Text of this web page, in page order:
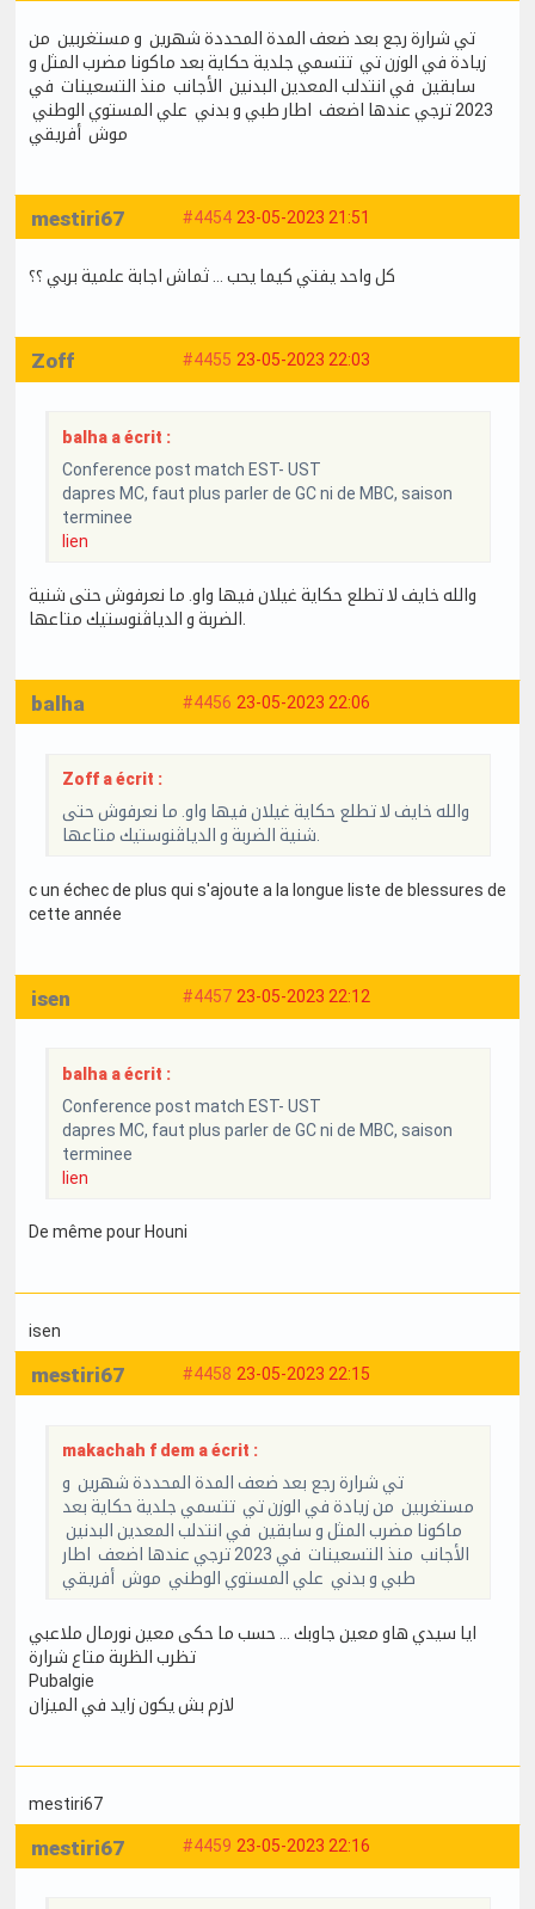
تي شرارة رجع بعد ضعف المدة المحددة شهرين و مستغربين من
زيادة في الوزن تي تتسمي جلدية حكاية بعد ماكونا مضرب المثل و
سابقين في انتدلب المعدين البدنين الأجانب منذ التسعينات في
2023 ترجي عندها اضعف اطار طبي و بدني علي المستوي الوطني
موش أفريقي
#4454 23-05-2023 21:51
mestiri67
كل واحد يفتي كيما يحب … ثماش اجابة علمية بربي ؟؟
#4455 23-05-2023 22:03
Zoff
balha a écrit :
Conference post match EST- UST
dapres MC, faut plus parler de GC ni de MBC, saison
terminee
lien
والله خايف لا تطلع حكاية غيلان فيها واو. ما نعرفوش حتى شنية
#4456 23-05-2023 22:06
balha
Zoff a écrit :
والله خايف لا تطلع حكاية غيلان فيها واو. ما نعرفوش حتى
c un échec de plus qui s'ajoute a la longue liste de blessures de
cette année
#4457 23-05-2023 22:12
isen
balha a écrit :
Conference post match EST- UST
dapres MC, faut plus parler de GC ni de MBC, saison
terminee
lien
De même pour Houni
isen
#4458 23-05-2023 22:15
mestiri67
makachah f dem a écrit :
تي شرارة رجع بعد ضعف المدة المحددة شهرين و
مستغربين من زيادة في الوزن تي تتسمي جلدية حكاية بعد
ماكونا مضرب المثل و سابقين في انتدلب المعدين البدنين
الأجانب منذ التسعينات في 2023 ترجي عندها اضعف اطار
طبي و بدني علي المستوي الوطني موش أفريقي
ايا سيدي هاو معين جاوبك … حسب ما حكى معين نورمال ملاعبي
تظرب الظربة متاع شرارة
Pubalgie
لازم بش يكون زايد في الميزان
mestiri67
#4459 23-05-2023 22:16
mestiri67